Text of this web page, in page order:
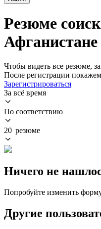
Резюме
Афганистане
Чтобы видеть все резюме,
После регистрации
Зарегистрироваться
За всё время
По соответствию
20 резюме
Ничего не
Попробуйте изменить
Другие